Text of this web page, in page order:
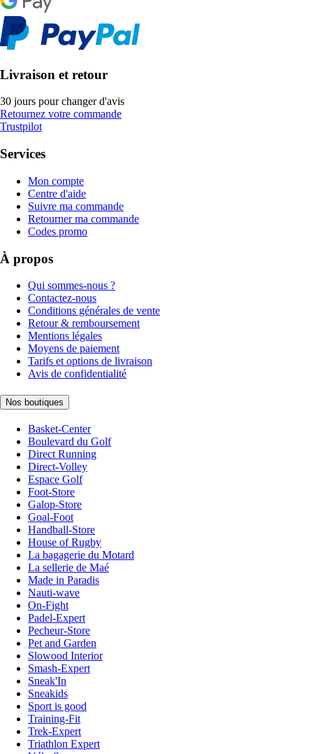
Livraison et retour
30 jours pour changer d'avis
Retournez votre commande
Trustpilot
Services
Mon compte
Centre d'aide
Suivre ma commande
Retourner ma commande
Codes promo
À propos
Qui sommes-nous ?
Contactez-nous
Conditions générales de vente
Retour & remboursement
Mentions légales
Moyens de paiement
Tarifs et options de livraison
Avis de confidentialité
Nos boutiques
Basket-Center
Boulevard du Golf
Direct Running
Direct-Volley
Espace Golf
Foot-Store
Galop-Store
Goal-Foot
Handball-Store
House of Rugby
La bagagerie du Motard
La sellerie de Maé
Made in Paradis
Nauti-wave
On-Fight
Padel-Expert
Pecheur-Store
Pet and Garden
Slowood Interior
Smash-Expert
Sneak'In
Sneakids
Sport is good
Training-Fit
Trek-Expert
Triathlon Expert